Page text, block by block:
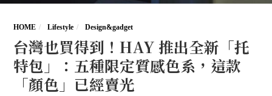
HOME Lifestyle Design&gadget
台灣也買得到！HAY 推出全新「托
特包」：五種限定質感色系，這款
「顏色」已經賣光